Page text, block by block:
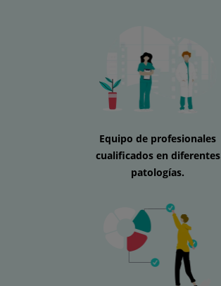
Equipo de profesionales
cualificados en diferentes
patologías.